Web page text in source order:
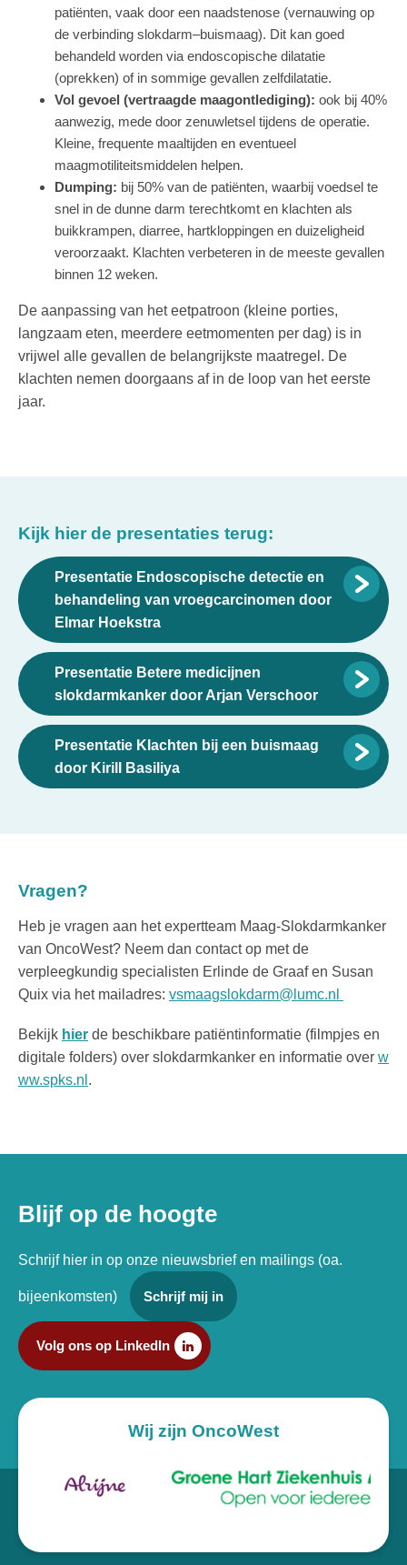
patiënten, vaak door een naadstenose (vernauwing op
de verbinding slokdarm–buismaag). Dit kan goed
behandeld worden via endoscopische dilatatie
(oprekken) of in sommige gevallen zelfdilatatie.
Vol gevoel (vertraagde maagontlediging): ook bij 40%
aanwezig, mede door zenuwletsel tijdens de operatie.
Kleine, frequente maaltijden en eventueel
maagmotiliteitsmiddelen helpen.
Dumping: bij 50% van de patiënten, waarbij voedsel te
snel in de dunne darm terechtkomt en klachten als
buikkrampen, diarree, hartkloppingen en duizeligheid
veroorzaakt. Klachten verbeteren in de meeste gevallen
binnen 12 weken.
De aanpassing van het eetpatroon (kleine porties,
langzaam eten, meerdere eetmomenten per dag) is in
vrijwel alle gevallen de belangrijkste maatregel. De
klachten nemen doorgaans af in de loop van het eerste
jaar.
Kijk hier de presentaties terug:
Presentatie Endoscopische detectie en
behandeling van vroegcarcinomen door
Elmar Hoekstra
Presentatie Betere medicijnen
slokdarmkanker door Arjan Verschoor
Presentatie Klachten bij een buismaag
door Kirill Basiliya
Vragen?
Heb je vragen aan het expertteam Maag-Slokdarmkanker
van OncoWest? Neem dan contact op met de
verpleegkundig specialisten Erlinde de Graaf en Susan
Quix via het mailadres: vsmaagslokdarm@lumc.nl
Bekijk hier de beschikbare patiëntinformatie (filmpjes en
digitale folders) over slokdarmkanker en informatie over w
ww.spks.nl .
Blijf op de hoogte
Schrijf hier in op onze nieuwsbrief en mailings (oa.
bijeenkomsten) Schrijf mij in
Volg ons op LinkedIn
Wij zijn OncoWest